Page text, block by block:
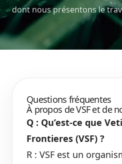
BOUTIQUE
FAIRE UN
dont nous présentons le
Questions fréquentes
À propos de VSF et de
Q : Qu’est-ce que
Frontieres (VSF) ?
R : VSF est un